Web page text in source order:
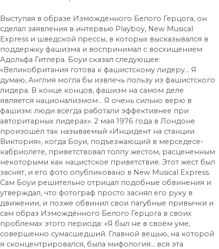
Выступая в образе Измождённого Белого Герцога, он
сделал заявления в интервью Playboy, New Musical
Express и шведской прессы, в которых высказывался в
поддержку фашизма и воспринимал с восхищением
Адольфа Гитлера. Боуи сказал следующее:
«Великобритания готова к фашистскому лидеру… Я
думаю, Англия могла бы извлечь пользу из фашистского
лидера. В конце концов, фашизм на самом деле
является национализмом… Я очень сильно верю в
фашизм: люди всегда работали эффективнее при
авторитарных лидерах». 2 мая 1976 года в Лондоне
произошёл так называемый «Инцидент на станции
Виктория», когда Боуи, подъезжающий в мерседесе-
кабриолете, приветствовал толпу жестом, расцененным
некоторыми как нацистское приветствие. Этот жест был
заснят, и его фото опубликовано в New Musical Express.
Сам Боуи решительно отрицал подобные обвинения и
утверждал, что фотограф просто заснял его руку в
движении, и позже обвинил свои пагубные привычки и
сам образ Измождённого Белого Герцога в своих
проблемах этого периода: «Я был не в своём уме,
совершенно сумасшедший. Главной вещью, на которой
я сконцентрировался, была мифология… вся эта